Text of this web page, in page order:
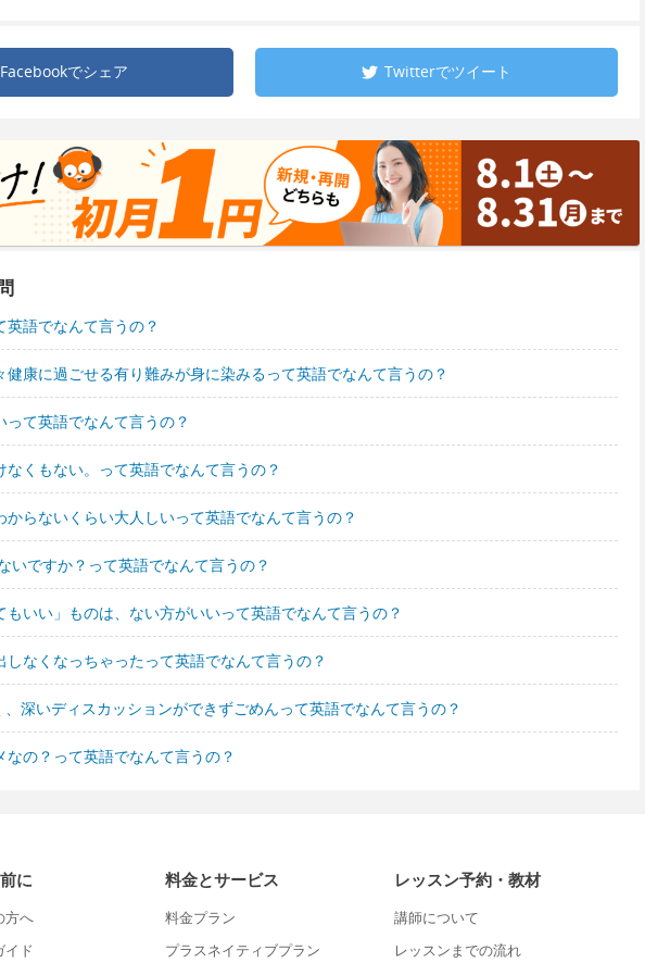
Facebookでシェア Twitterでツイート
英語でなんて言うの？
健康に過ごせる有り難みが身に染みるって英語でなんて言うの？
て英語でなんて言うの？
なくもない。って英語でなんて言うの？
からないくらい大人しいって英語でなんて言うの？
いですか？って英語でなんて言うの？
もいい」ものは、ない方がいいって英語でなんて言うの？
しなくなっちゃったって英語でなんて言うの？
深いディスカッションができずごめんって英語でなんて言うの？
なの？って英語でなんて言うの？
に
方へ
イド
料金とサービス
料金プラン
プラスネイティブプラン
レッスン予約・教材
講師について
レッスンまでの流れ